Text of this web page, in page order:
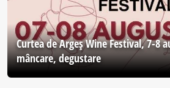
Curtea de Argeş Wine Festival, 7-8
mâncare, degustare